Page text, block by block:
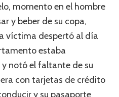
momento en el hombre
y beber de su copa,
víctima despertó al día
estaba
notó el faltante de su
con tarjetas de crédito
y su pasaporte